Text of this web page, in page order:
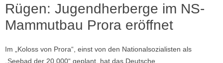
Rügen: Jugendherberge im NS-
Mammutbau Prora eröffnet
Im „Koloss von Prora“, einst von den Nationalsozialisten als
„Seebad der 20.000“ geplant, hat das Deutsche